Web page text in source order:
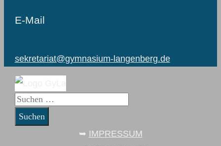
E-Mail
sekretariat@gymnasium-langenberg.de
Suchen
nach:
➥ IMPRESSUM